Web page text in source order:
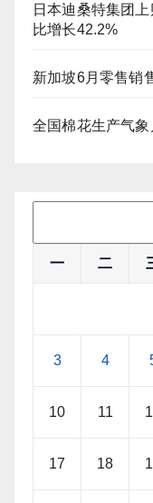
日本迪桑特集团
比增长42.2%
新加坡6月零售销
全国棉花生产气象
一 二
3 4
10 11
17 18